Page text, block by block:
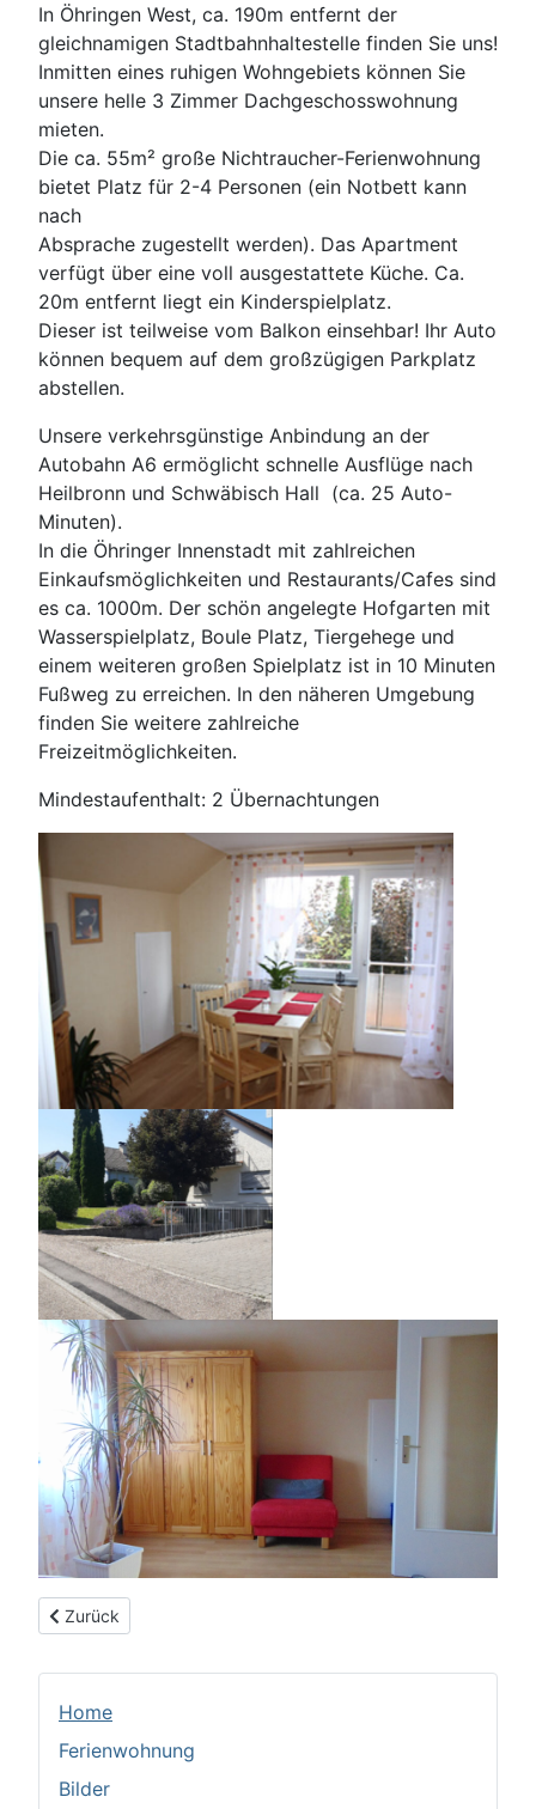
Home
Ferienwohnung
Bilder
In Öhringen West, ca. 190m entfernt der
gleichnamigen Stadtbahnhaltestelle finden Sie uns!
Inmitten eines ruhigen Wohngebiets können Sie
unsere helle 3 Zimmer Dachgeschosswohnung
mieten.
Die ca. 55m² große Nichtraucher-Ferienwohnung
bietet Platz für 2-4 Personen (ein Notbett kann
nach
Absprache zugestellt werden). Das Apartment
verfügt über eine voll ausgestattete Küche. Ca.
20m entfernt liegt ein Kinderspielplatz.
Dieser ist teilweise vom Balkon einsehbar! Ihr Auto
können bequem auf dem großzügigen Parkplatz
abstellen.
Unsere verkehrsgünstige Anbindung an der
Autobahn A6 ermöglicht schnelle Ausflüge nach
Heilbronn und Schwäbisch Hall (ca. 25 Auto-
Minuten).
In die Öhringer Innenstadt mit zahlreichen
Einkaufsmöglichkeiten und Restaurants/Cafes sind
es ca. 1000m. Der schön angelegte Hofgarten mit
Wasserspielplatz, Boule Platz, Tiergehege und
einem weiteren großen Spielplatz ist in 10 Minuten
Fußweg zu erreichen. In den näheren Umgebung
finden Sie weitere zahlreiche
Freizeitmöglichkeiten.
Mindestaufenthalt: 2 Übernachtungen
Vorheriger Beitrag: Ferienwohnung
Zurück